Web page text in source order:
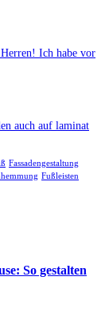
Ich habe vor
auch auf laminat
Fassadengestaltung
Fußleisten
So gestalten